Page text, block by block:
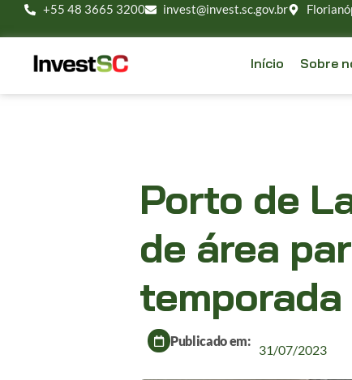
+55 48 3665 3200 invest@invest.sc.gov.br
Início Sobre
Porto de
de área
Publicado em:
31/07/2023